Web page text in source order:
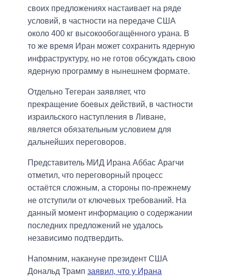
своих предложениях настаивает на ряде
условий, в частности на передаче США
около 400 кг высокообогащённого урана. В
то же время Иран может сохранить ядерную
инфраструктуру, но не готов обсуждать свою
ядерную программу в нынешнем формате.
Отдельно Тегеран заявляет, что
прекращение боевых действий, в частности
израильского наступления в Ливане,
является обязательным условием для
дальнейших переговоров.
Представитель МИД Ирана Аббас Арагчи
отметил, что переговорный процесс
остаётся сложным, а стороны по-прежнему
не отступили от ключевых требований. На
данный момент информацию о содержании
последних предложений не удалось
независимо подтвердить.
Напомним, накануне президент США
Дональд Трамп заявил, что у Ирана